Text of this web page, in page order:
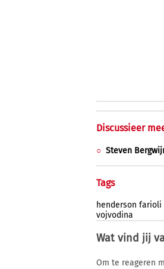
Discussieer
Steven
Tags
henderson farioli
vojvodina
Wat vind jij
Om te reageren